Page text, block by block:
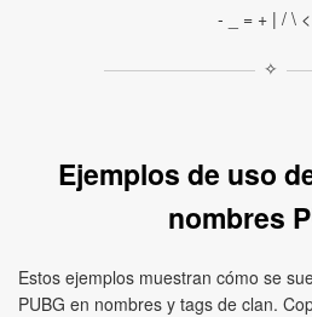
- _ = + | / \
✧
Ejemplos de uso
nombres
Estos ejemplos muestran cómo se
PUBG en nombres y tags de clan.